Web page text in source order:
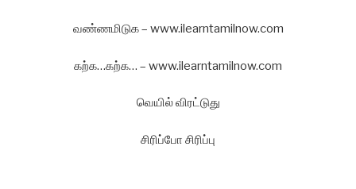
வண்ணமிடுக – www.ilearntamilnow.com
கற்க…கற்க… – www.ilearntamilnow.com
வெயில் விரட்டுது
சிரிப்போ சிரிப்பு